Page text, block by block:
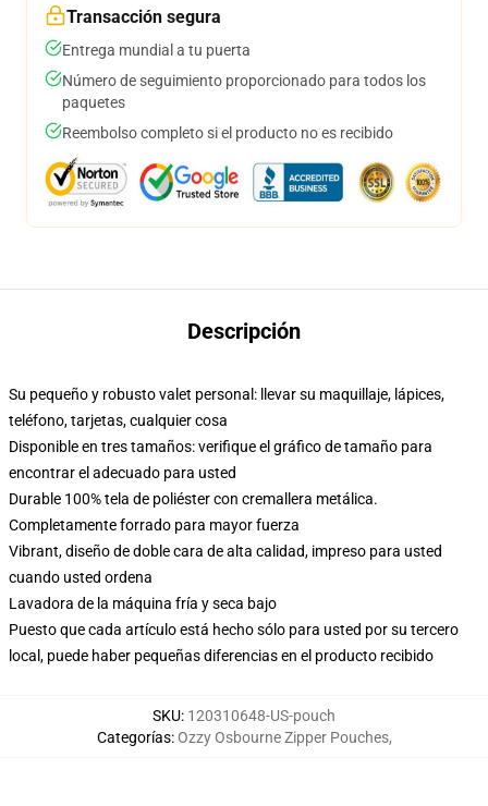
Transacción segura
Entrega mundial a tu puerta
Número de seguimiento proporcionado para todos los
paquetes
Reembolso completo si el producto no es recibido
Descripción
Su pequeño y robusto valet personal: llevar su maquillaje, lápices,
teléfono, tarjetas, cualquier cosa
Disponible en tres tamaños: verifique el gráfico de tamaño para
encontrar el adecuado para usted
Durable 100% tela de poliéster con cremallera metálica.
Completamente forrado para mayor fuerza
Vibrant, diseño de doble cara de alta calidad, impreso para usted
cuando usted ordena
Lavadora de la máquina fría y seca bajo
Puesto que cada artículo está hecho sólo para usted por su tercero
local, puede haber pequeñas diferencias en el producto recibido
SKU: 120310648-US-pouch
Categorías:Ozzy Osbourne Zipper Pouches,